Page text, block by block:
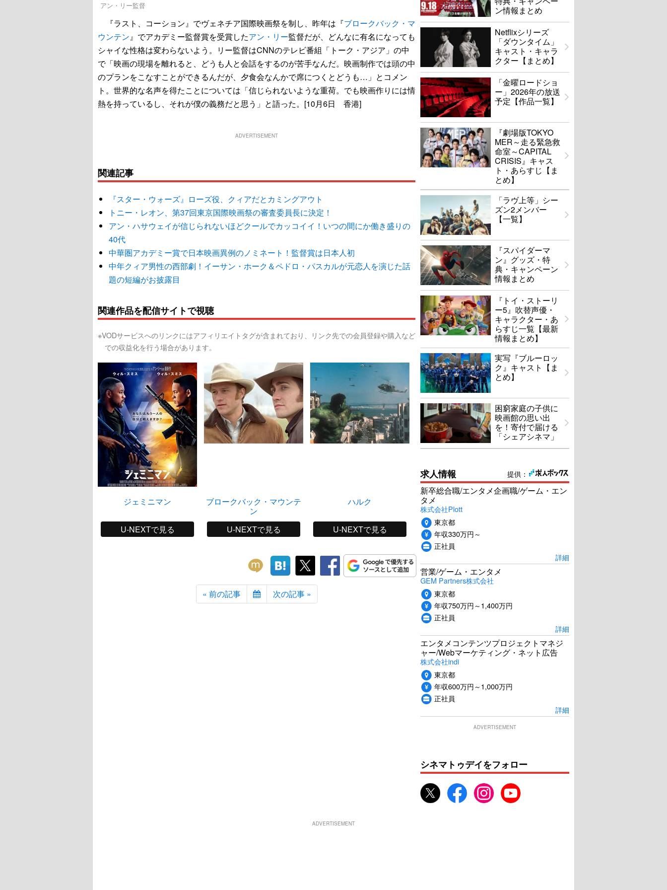
アン・リー監督
『ラスト、コーション』でヴェネチア国際映画祭を制し、昨年は『ブロークバック・マ
ウンテン』でアカデミー監督賞を受賞したアン・リー監督だが、どんなに有名になっても
シャイな性格は変わらないよう。リー監督はCNNのテレビ番組「トーク・アジア」の中
で「映画の現場を離れると、どうも人と会話をするのが苦手なんだ。映画制作では頭の中
のプランをこなすことができるんだが、夕食会なんかで席につくとどうも…」とコメン
ト。世界的な名声を得たことについては「信じられないような重荷。でも映画作りには情
熱を持っているし、それが僕の義務だと思う」と語った。[10月6日 香港]
ADVERTISEMENT
関連記事
『スター・ウォーズ』ローズ役、クィアだとカミングアウト
トニー・レオン、第37回東京国際映画祭の審査委員長に決定！
アン・ハサウェイが信じられないほどクールでカッコイイ！いつの間にか働き盛りの
40代
中華圏アカデミー賞で日本映画異例のノミネート！監督賞は日本人初
中年クィア男性の西部劇！イーサン・ホーク＆ペドロ・パスカルが元恋人を演じた話
題の短編がお披露目
関連作品を配信サイトで視聴
※VODサービスへのリンクにはアフィリエイトタグが含まれており、リンク先での会員登録や購入など
での収益化を行う場合があります。
ジェミニマン
U-NEXTで見る
ブロークバック・マウンテ
ン
U-NEXTで見る
ハルク
U-NEXTで見る
« 前の記事 次の記事 »
ン情報まとめ
Netflixシリーズ
「ダウンタイム」
キャスト・キャラ
クター【まとめ】
「金曜ロードショ
ー」2026年の放送
予定【作品一覧】
『劇場版TOKYO
MER～走る緊急救
命室～CAPITAL
CRISIS』キャス
ト・あらすじ【ま
とめ】
「ラヴ上等」シー
ズン2メンバー
【一覧】
『スパイダーマ
ン』グッズ・特
典・キャンペーン
情報まとめ
『トイ・ストーリ
ー5』吹替声優・
キャラクター・あ
らすじ一覧【最新
情報まとめ】
実写『ブルーロッ
ク』キャスト【ま
とめ】
困窮家庭の子供に
映画館の思い出
を！寄付で届ける
「シェアシネマ」
提供：
求人情報
新卒総合職/エンタメ企画職/ゲーム・エン
タメ
株式会社Plott
東京都
年収330万円～
正社員
詳細
営業/ゲーム・エンタメ
GEM Partners株式会社
東京都
年収750万円～1,400万円
正社員
詳細
エンタメコンテンツプロジェクトマネジ
ャー/Webマーケティング・ネット広告
株式会社indi
東京都
年収600万円～1,000万円
正社員
詳細
ADVERTISEMENT
シネマトゥデイをフォロー
ADVERTISEMENT